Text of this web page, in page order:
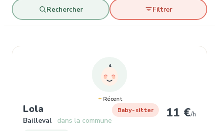
Rechercher Filtrer
Récent
Lola , Garde d'enfant à Bailleval
Bailleval dans la commune
Baby-sitter 11 €/h